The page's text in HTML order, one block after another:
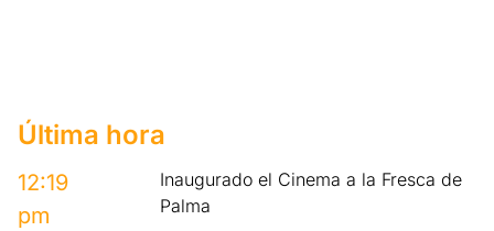
Última hora
12:19
pm
Inaugurado el Cinema a la Fresca de
Palma